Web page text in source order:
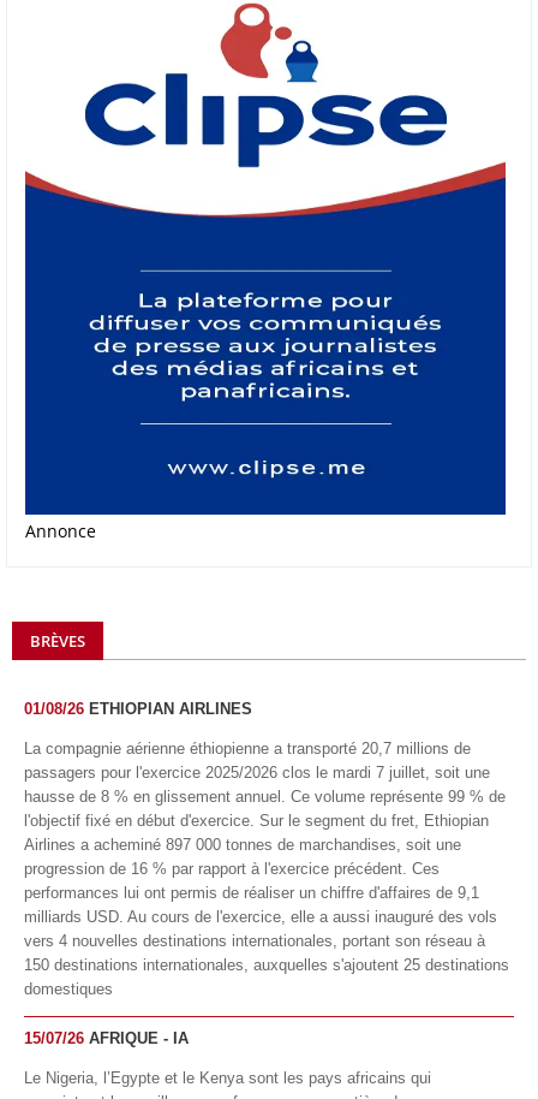
Annonce
BRÈVES
01/08/26 ETHIOPIAN AIRLINES
La compagnie aérienne éthiopienne a transporté 20,7 millions de
passagers pour l'exercice 2025/2026 clos le mardi 7 juillet, soit une
hausse de 8 % en glissement annuel. Ce volume représente 99 % de
l'objectif fixé en début d'exercice. Sur le segment du fret, Ethiopian
Airlines a acheminé 897 000 tonnes de marchandises, soit une
progression de 16 % par rapport à l'exercice précédent. Ces
performances lui ont permis de réaliser un chiffre d'affaires de 9,1
milliards USD. Au cours de l'exercice, elle a aussi inauguré des vols
vers 4 nouvelles destinations internationales, portant son réseau à
150 destinations internationales, auxquelles s'ajoutent 25 destinations
domestiques
15/07/26 AFRIQUE - IA
Le Nigeria, l’Egypte et le Kenya sont les pays africains qui